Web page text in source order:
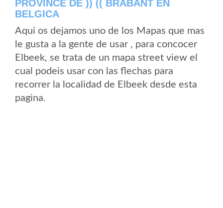
PROVINCE DE )) (( BRABANT EN
BELGICA
Aqui os dejamos uno de los Mapas que mas
le gusta a la gente de usar , para concocer
Elbeek, se trata de un mapa street view el
cual podeis usar con las flechas para
recorrer la localidad de Elbeek desde esta
pagina.